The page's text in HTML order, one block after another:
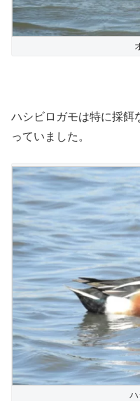
ハシビロガモは特に採餌
っていました。